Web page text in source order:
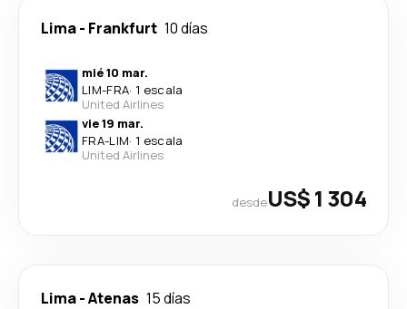
Lima- Frankfurt 10 días
mié 10 mar.
LIM-FRA· 1 escala
United Airlines
vie 19 mar.
FRA-LIM· 1 escala
United Airlines
desdeUS$ 1 304
Lima-Atenas 15 días